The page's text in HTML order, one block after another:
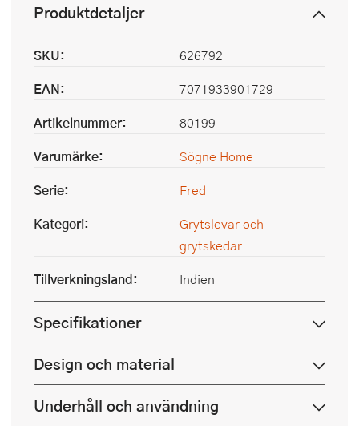
Produktdetaljer
SKU:
626792
EAN:
7071933901729
Artikelnummer:
80199
Varumärke:
Sögne Home
Serie:
Fred
Kategori:
Grytslevar och
grytskedar
Tillverkningsland:
Indien
Specifikationer
Design och material
Underhåll och användning